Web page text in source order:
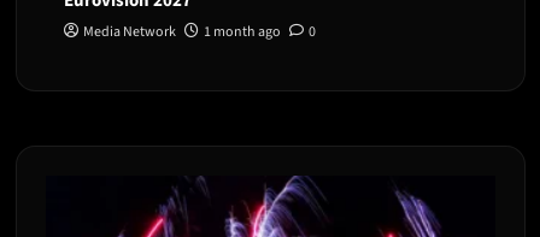
Media Network 1 month ago 0